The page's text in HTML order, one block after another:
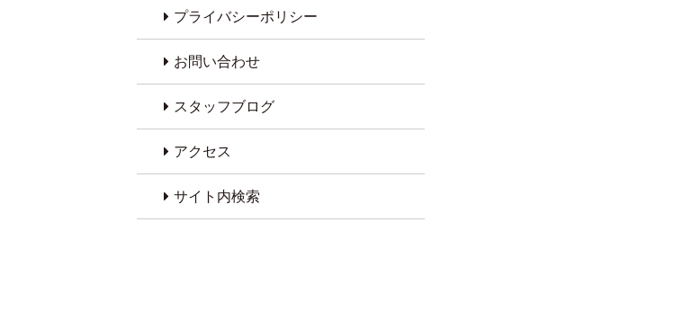
プライバシーポリシー
お問い合わせ
スタッフブログ
アクセス
サイト内検索